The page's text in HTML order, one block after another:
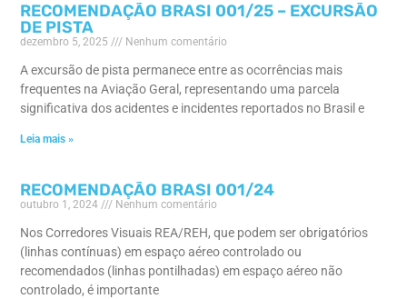
RECOMENDAÇÃO BRASI 001/25 – EXCURSÃO
DE PISTA
dezembro 5, 2025 Nenhum comentário
A excursão de pista permanece entre as ocorrências mais
frequentes na Aviação Geral, representando uma parcela
significativa dos acidentes e incidentes reportados no Brasil e
Leia mais »
RECOMENDAÇÃO BRASI 001/24
outubro 1, 2024 Nenhum comentário
Nos Corredores Visuais REA/REH, que podem ser obrigatórios
(linhas contínuas) em espaço aéreo controlado ou
recomendados (linhas pontilhadas) em espaço aéreo não
controlado, é importante